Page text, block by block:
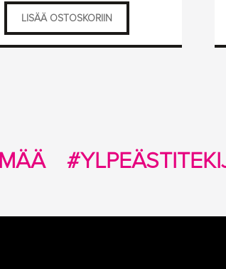
LISÄÄ OSTOSKORIIN